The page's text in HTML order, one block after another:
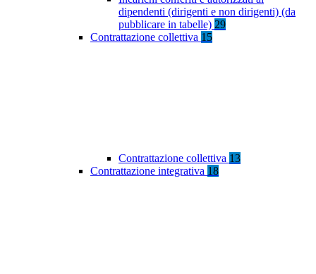
dipendenti (dirigenti e non dirigenti) (da
pubblicare in tabelle) 29
Contrattazione collettiva 15
Contrattazione collettiva 13
Contrattazione integrativa 18